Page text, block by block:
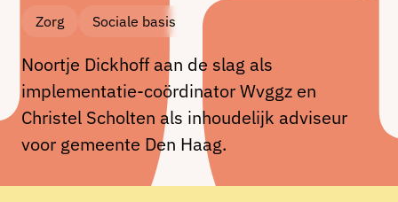
Zorg Sociale basis
Noortje Dickhoff aan de slag als
implementatie-coördinator Wvggz en
Christel Scholten als inhoudelijk adviseur
voor gemeente Den Haag.